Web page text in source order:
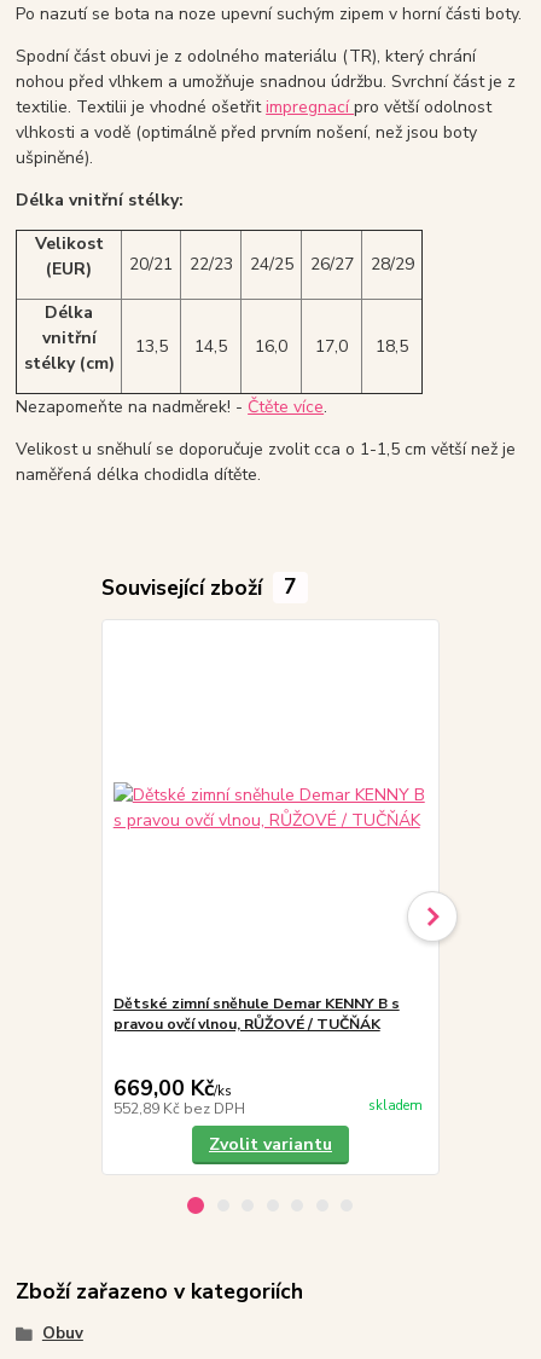
Po nazutí se bota na noze upevní suchým zipem v horní části boty.
Spodní část obuvi je z odolného materiálu (TR), který chrání
nohou před vlhkem a umožňuje snadnou údržbu. Svrchní část je z
textilie. Textilii je vhodné ošetřitimpregnacípro větší odolnost
vlhkosti a vodě (optimálně před prvním nošení, než jsou boty
ušpiněné).
Délka vnitřní stélky:
Velikost
(EUR) 20/21 22/23 24/25 26/27 28/29
Délka
vnitřní
stélky (cm)
13,5 14,5 16,0 17,0 18,5
Nezapomeňte na nadměrek! - Čtěte více.
Velikost u sněhulí se doporučuje zvolit cca o 1-1,5 cm větší než je
naměřená délka chodidla dítěte.
Související zboží 7
Dětské zimní sněhule Demar KENNY B s
pravou ovčí vlnou, RŮŽOVÉ / TUČŇÁK
669,00 Kč/ks
552,89 Kč bez DPH skladem
Zvolit variantu
Zboží zařazeno v kategoriích
Obuv